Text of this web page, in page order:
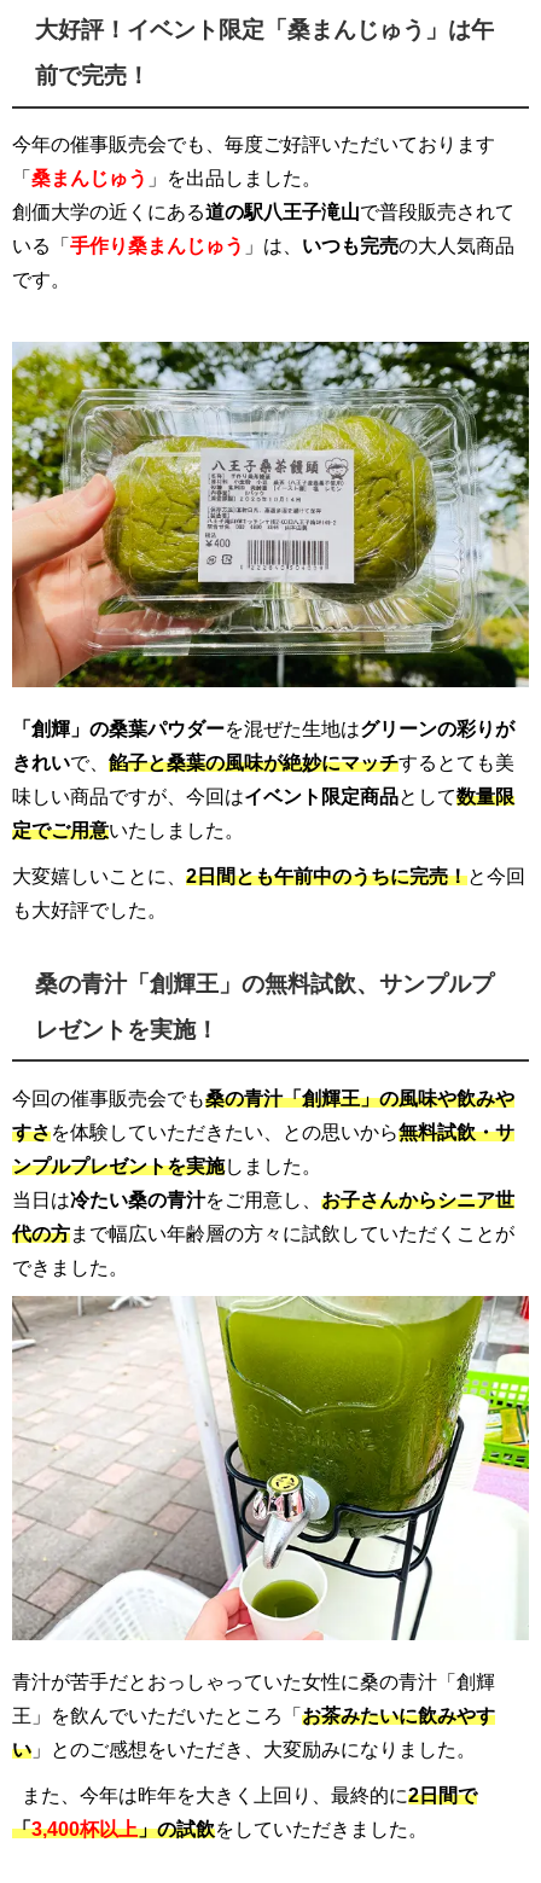
大好評！イベント限定「桑まんじゅう」は午
前で完売！
今年の催事販売会でも、毎度ご好評いただいております
「 桑まんじゅう 」を出品しました。
創価大学の近くにある道の駅八王子滝山で普段販売されて
いる「 手作り桑まんじゅう 」は、 いつも完売の大人気商品
です。
「創輝」の桑葉パウダーを混ぜた生地はグリーンの彩りが
きれいで、 餡子と桑葉の風味が絶妙にマッチするとても美
味しい商品ですが、今回はイベント限定商品として数量限
定でご用意いたしました。
大変嬉しいことに、 2日間とも午前中のうちに完売！と今回
も大好評でした。
桑の青汁「創輝王」の無料試飲、サンプルプ
レゼントを実施！
今回の催事販売会でも桑の青汁「創輝王」の風味や飲みや
すさを体験していただきたい、との思いから無料試飲・サ
ンプルプレゼントを実施しました。
当日は冷たい桑の青汁をご用意し、 お子さんからシニア世
代の方まで幅広い年齢層の方々に試飲していただくことが
できました。
青汁が苦手だとおっしゃっていた女性に桑の青汁「創輝
王」を飲んでいただいたところ「 お茶みたいに飲みやす
い 」とのご感想をいただき、大変励みになりました。
また、今年は昨年を大きく上回り、最終的に2日間で
「3,400杯以上」の試飲をしていただきました。